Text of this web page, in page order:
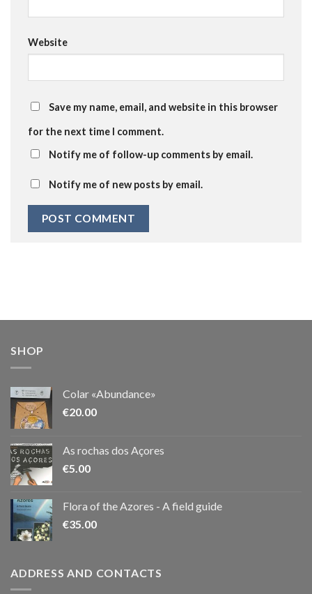
Website
Save my name, email, and website in this browser
for the next time I comment.
Notify me of follow-up comments by email.
Notify me of new posts by email.
SHOP
Colar «Abundance»
€20.00
As rochas dos Açores
€5.00
Flora of the Azores - A field guide
€35.00
ADDRESS AND CONTACTS